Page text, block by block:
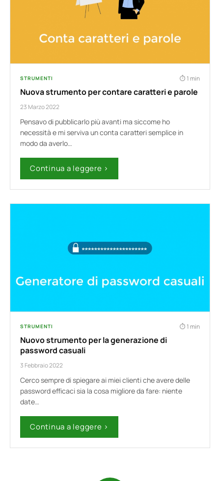
STRUMENTI 1 min
Nuova strumento per contare caratteri e parole
23 Marzo 2022
Pensavo di pubblicarlo più avanti ma siccome ho
necessità e mi serviva un conta caratteri semplice in
modo da averlo…
Continua a leggere ›
STRUMENTI 1 min
Nuovo strumento per la generazione di
password casuali
3 Febbraio 2022
Cerco sempre di spiegare ai miei clienti che avere delle
password efficaci sia la cosa migliore da fare: niente
date…
Continua a leggere ›